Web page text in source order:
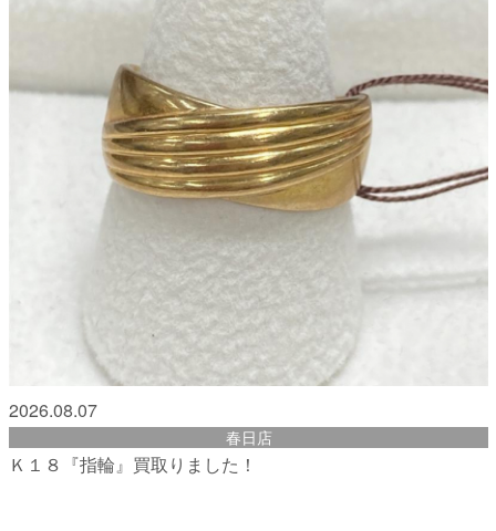
2026.08.07
春日店
Ｋ１８『指輪』買取りました！